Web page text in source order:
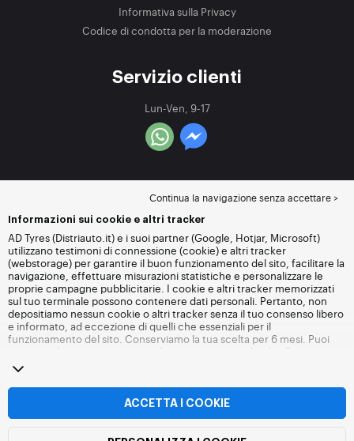
Informativa sulla Privacy
Codice di condotta per la moderazione
Servizio clienti
Lun-Ven, 9-17
Continua la navigazione senza accettare >
Informazioni sui cookie e altri tracker
AD Tyres (Distriauto.it) e i suoi partner (Google, Hotjar, Microsoft)
utilizzano testimoni di connessione (cookie) e altri tracker
(webstorage) per garantire il buon funzionamento del sito, facilitare la
navigazione, effettuare misurazioni statistiche e personalizzare le
proprie campagne pubblicitarie. I cookie e altri tracker memorizzati
sul tuo terminale possono contenere dati personali. Pertanto, non
depositiamo nessun cookie o altri tracker senza il tuo consenso libero
e informato, ad eccezione di quelli che essenziali per il
funzionamento del sito. Conserviamo la tua scelta per 6 mesi. Puoi
revocare il tuo consenso in qualsiasi momento andando alla
dei cookie e altri tracker
senza accettare il deposito di cookie o altri tracker. Il rifiuto non
impedisce l'accesso ai servizi Distriauto.it. Per maggiori informazioni,
altri tracker .
ACCETTA I COOKIE